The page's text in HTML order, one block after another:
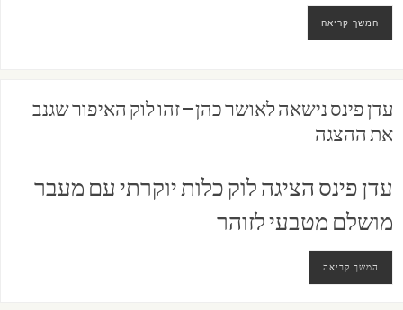
המשך קריאה
עדן פינס נישאה לאושר כהן – זהו לוק האיפור שגנב
את ההצגה
עדן פינס הציגה לוק כלות יוקרתי עם מעבר
מושלם מטבעי לזוהר
המשך קריאה